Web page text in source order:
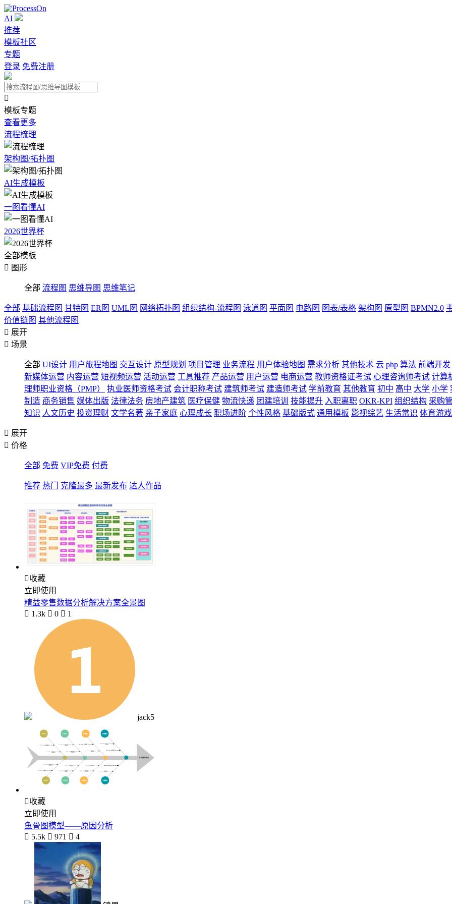
AI
推荐
模板社区
专题
登录 免费注册

模板专题
查看更多
流程梳理
架构图/拓扑图
AI生成模板
一图看懂AI
2026世界杯
全部模板
 图形
全部 流程图 思维导图 思维笔记
全部 基础流程图 甘特图 ER图 UML图 网络拓扑图 组织结构-流程图 泳道图 平面图 电路图 图表/表格 架构图 原型图 BPMN2.0
价值链图 其他流程图
 展开
 场景
全部 UI设计 用户旅程地图 交互设计 原型规划 项目管理 业务流程 用户体验地图 需求分析 其他技术 云 php 算法 前端开发
新媒体运营 内容运营 短视频运营 活动运营 工具推荐 产品运营 用户运营 电商运营 教师资格证考试 心理咨询师考试 计算
理师职业资格（PMP）
执业医师资格考试 会计职称考试 建筑师考试 建造师考试 学前教育 其他教育 初中 高中 大学 小学
制造 商务销售 媒体出版 法律法务 房地产建筑 医疗保健 物流快递 团建培训 技能提升 入职离职 OKR-KPI 组织结构 采购
知识 人文历史 投资理财 文学名著 亲子家庭 心理成长 职场进阶 个性风格 基础版式 通用模板 影视综艺 生活常识 体育游戏
 展开
 价格
全部 免费 VIP免费 付费
推荐 热门 克隆最多 最新发布 达人作品
收藏
立即使用
精益零售数据分析解决方案全景图
 1.3k  0  1
jack5
收藏
立即使用
鱼骨图模型——原因分析
 5.5k  971  4